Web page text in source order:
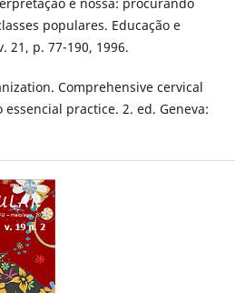
populares. Educação e
21, p. 77-190, 1996.
Comprehensive cervical
practice. 2. ed. Geneva: